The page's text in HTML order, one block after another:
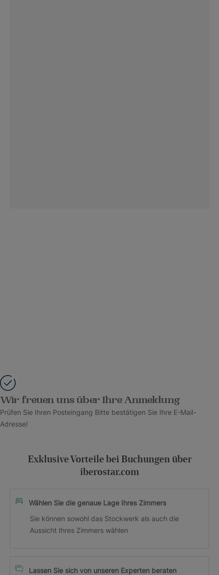
Wir freuen uns über Ihre Anmeldung
Prüfen Sie Ihren Posteingang Bitte bestätigen Sie Ihre E-Mail-
Adresse!
Exklusive Vorteile bei Buchungen über
iberostar.com
Wählen Sie die genaue Lage Ihres Zimmers
Sie können sowohl das Stockwerk als auch die
Aussicht Ihres Zimmers wählen
Lassen Sie sich von unseren Experten beraten